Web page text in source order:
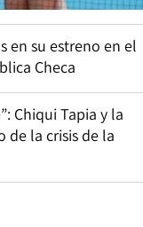
en su estreno en el
Checa
Chiqui Tapia y la
de la crisis de la